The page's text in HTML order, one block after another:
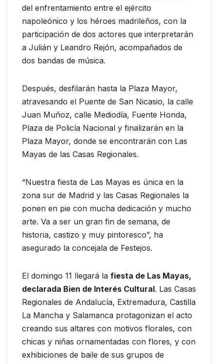
del enfrentamiento entre el ejército
napoleónico y los héroes madrileños, con la
participación de dos actores que interpretarán
a Julián y Leandro Rejón, acompañados de
dos bandas de música.
Después, desfilarán hasta la Plaza Mayor,
atravesando el Puente de San Nicasio, la calle
Juan Muñoz, calle Mediodía, Fuente Honda,
Plaza de Policía Nacional y finalizarán en la
Plaza Mayor, donde se encontrarán con Las
Mayas de las Casas Regionales.
“Nuestra fiesta de Las Mayas es única en la
zona sur de Madrid y las Casas Regionales la
ponen en pie con mucha dedicación y mucho
arte. Va a ser un gran fin de semana, de
historia, castizo y muy pintoresco”, ha
asegurado la concejala de Festejos.
El domingo 11 llegará la fiesta de Las Mayas,
declarada Bien de Interés Cultural. Las Casas
Regionales de Andalucía, Extremadura, Castilla
La Mancha y Salamanca protagonizan el acto
creando sus altares con motivos florales, con
chicas y niñas ornamentadas con flores, y con
exhibiciones de baile de sus grupos de